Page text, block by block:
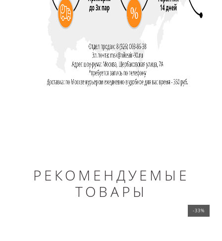
РЕКОМЕНДУЕМЫЕ
ТОВАРЫ
-33%